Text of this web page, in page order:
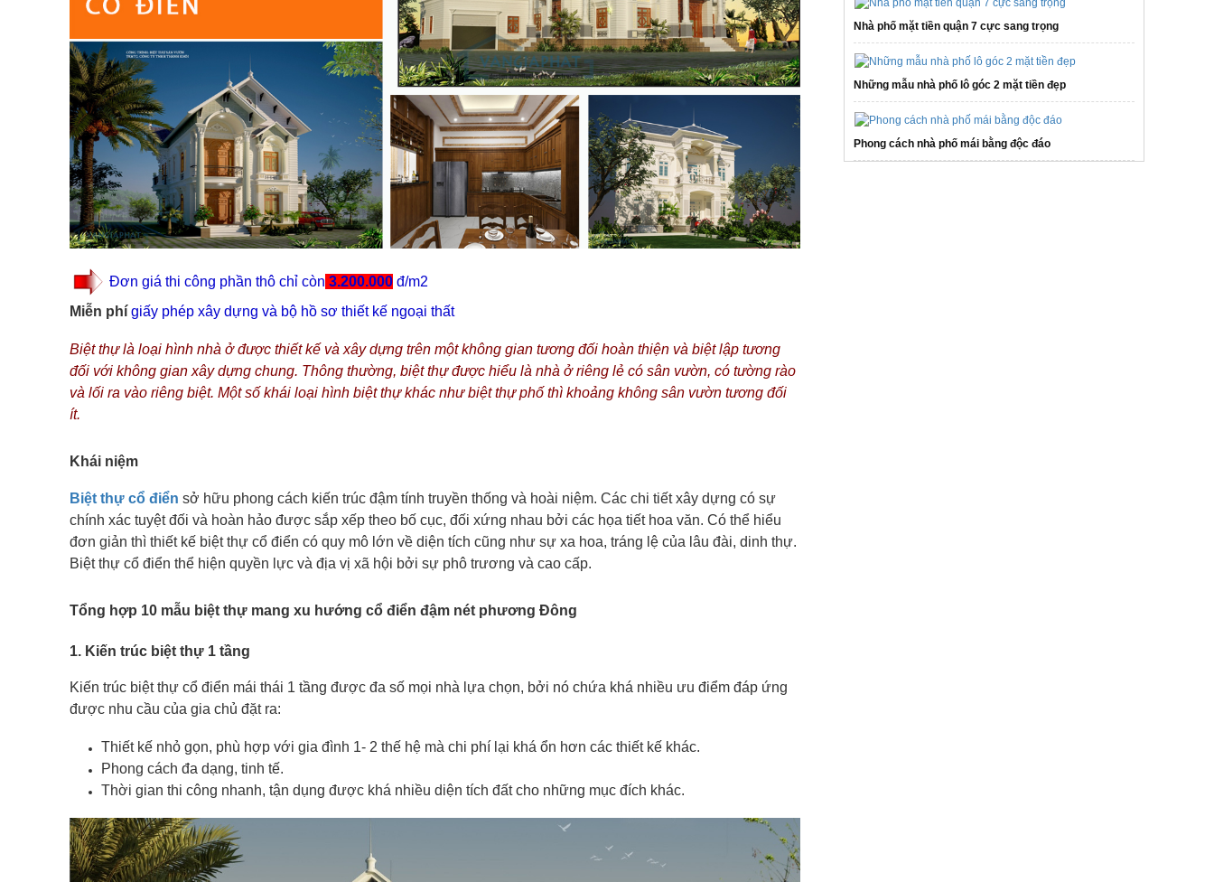
Đơn giá thi công phần thô chỉ còn 3.200.000 đ/m2
Miễn phí giấy phép xây dựng và bộ hồ sơ thiết kế ngoại thất
Biệt thự là loại hình nhà ở được thiết kế và xây dựng trên một không gian tương đối hoàn thiện và biệt lập tương
đối với không gian xây dựng chung. Thông thường, biệt thự được hiểu là nhà ở riêng lẻ có sân vườn, có tường rào
và lối ra vào riêng biệt. Một số khái loại hình biệt thự khác như biệt thự phố thì khoảng không sân vườn tương đối
ít.
Khái niệm
Biệt thự cổ điển sở hữu phong cách kiến trúc đậm tính truyền thống và hoài niệm. Các chi tiết xây dựng có sự
chính xác tuyệt đối và hoàn hảo được sắp xếp theo bố cục, đối xứng nhau bởi các họa tiết hoa văn. Có thể hiểu
đơn giản thì thiết kế biệt thự cổ điển có quy mô lớn về diện tích cũng như sự xa hoa, tráng lệ của lâu đài, dinh thự.
Biệt thự cổ điển thể hiện quyền lực và địa vị xã hội bởi sự phô trương và cao cấp.
Tổng hợp 10 mẫu biệt thự mang xu hướng cổ điển đậm nét phương Đông
1. Kiến trúc biệt thự 1 tầng
Kiến trúc biệt thự cổ điển mái thái 1 tầng được đa số mọi nhà lựa chọn, bởi nó chứa khá nhiều ưu điểm đáp ứng
được nhu cầu của gia chủ đặt ra:
Thiết kế nhỏ gọn, phù hợp với gia đình 1- 2 thế hệ mà chi phí lại khá ổn hơn các thiết kế khác.
Phong cách đa dạng, tinh tế.
Thời gian thi công nhanh, tận dụng được khá nhiều diện tích đất cho những mục đích khác.
Nhà phố mặt tiền quận 7 cực sang trọng
Những mẫu nhà phố lô góc 2 mặt tiền đẹp
Phong cách nhà phố mái bằng độc đáo